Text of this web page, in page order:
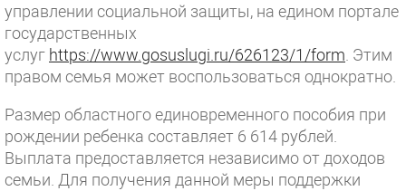
управлении социальной защиты, на едином портале
государственных
услуг https://www.gosuslugi.ru/626123/1/form . Этим
правом семья может воспользоваться однократно.
Размер областного единовременного пособия при
рождении ребенка составляет 6 614 рублей.
Выплата предоставляется независимо от доходов
семьи. Для получения данной меры поддержки